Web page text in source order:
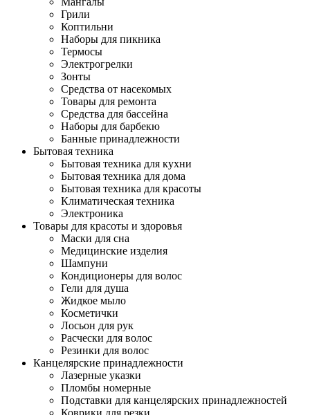
Грили
Коптильни
Наборы для пикника
Термосы
Электрогрелки
Зонты
Средства от насекомых
Товары для ремонта
Средства для бассейна
Наборы для барбекю
Банные принадлежности
Бытовая техника
Бытовая техника для кухни
Бытовая техника для дома
Бытовая техника для красоты
Климатическая техника
Электроника
Товары для красоты и здоровья
Маски для сна
Медицинские изделия
Шампуни
Кондиционеры для волос
Гели для душа
Жидкое мыло
Косметички
Лосьон для рук
Расчески для волос
Резинки для волос
Канцелярские принадлежности
Лазерные указки
Пломбы номерные
Подставки для канцелярских принадлежностей
Коврики для резки